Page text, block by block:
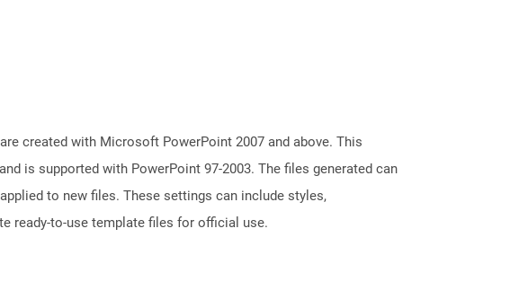
created with Microsoft PowerPoint 2007 and above. This
is supported with PowerPoint 97-2003. The files generated can
to new files. These settings can include styles,
ready-to-use template files for official use.